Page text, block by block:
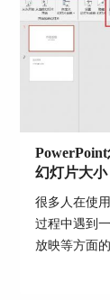
幻灯片大小
很多人在使
过程中遇到
放映等方面
怎么设置自